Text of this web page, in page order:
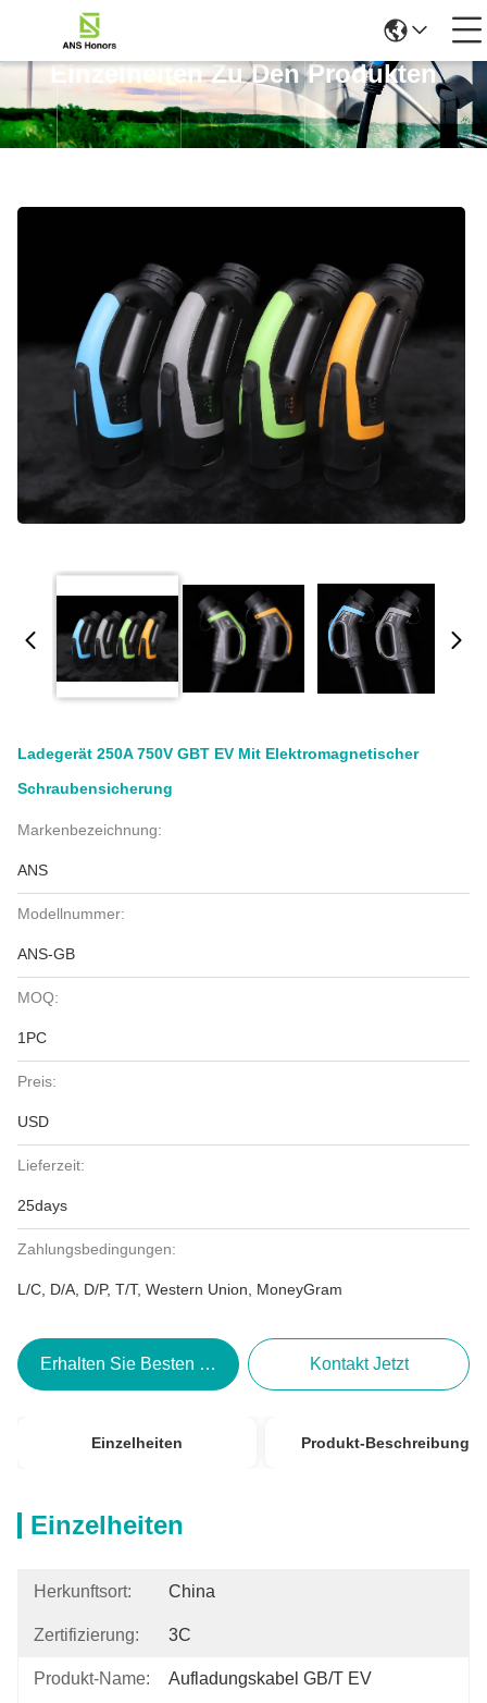
Einzelheiten Zu Den Produkten
Ladegerät 250A 750V GBT EV Mit Elektromagnetischer
Schraubensicherung
Markenbezeichnung:
ANS
Modellnummer:
ANS-GB
MOQ:
1PC
Preis:
USD
Lieferzeit:
25days
Zahlungsbedingungen:
L/C, D/A, D/P, T/T, Western Union, MoneyGram
Erhalten Sie Besten Preis Kontakt Jetzt
Einzelheiten Produkt-Beschreibung
Einzelheiten
Herkunftsort: China
Zertifizierung: 3C
Produkt-Name: Aufladungskabel GB/T EV